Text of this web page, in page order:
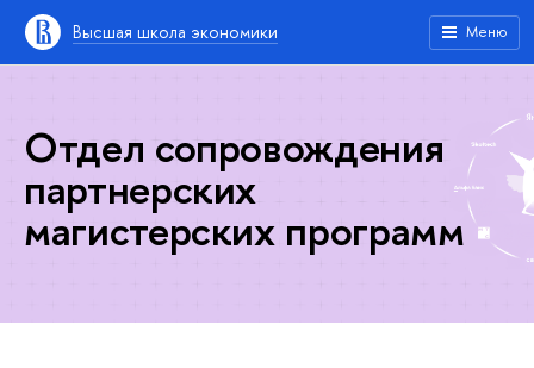
Высшая школа экономики Меню
Отдел сопровождения
партнерских
магистерских программ